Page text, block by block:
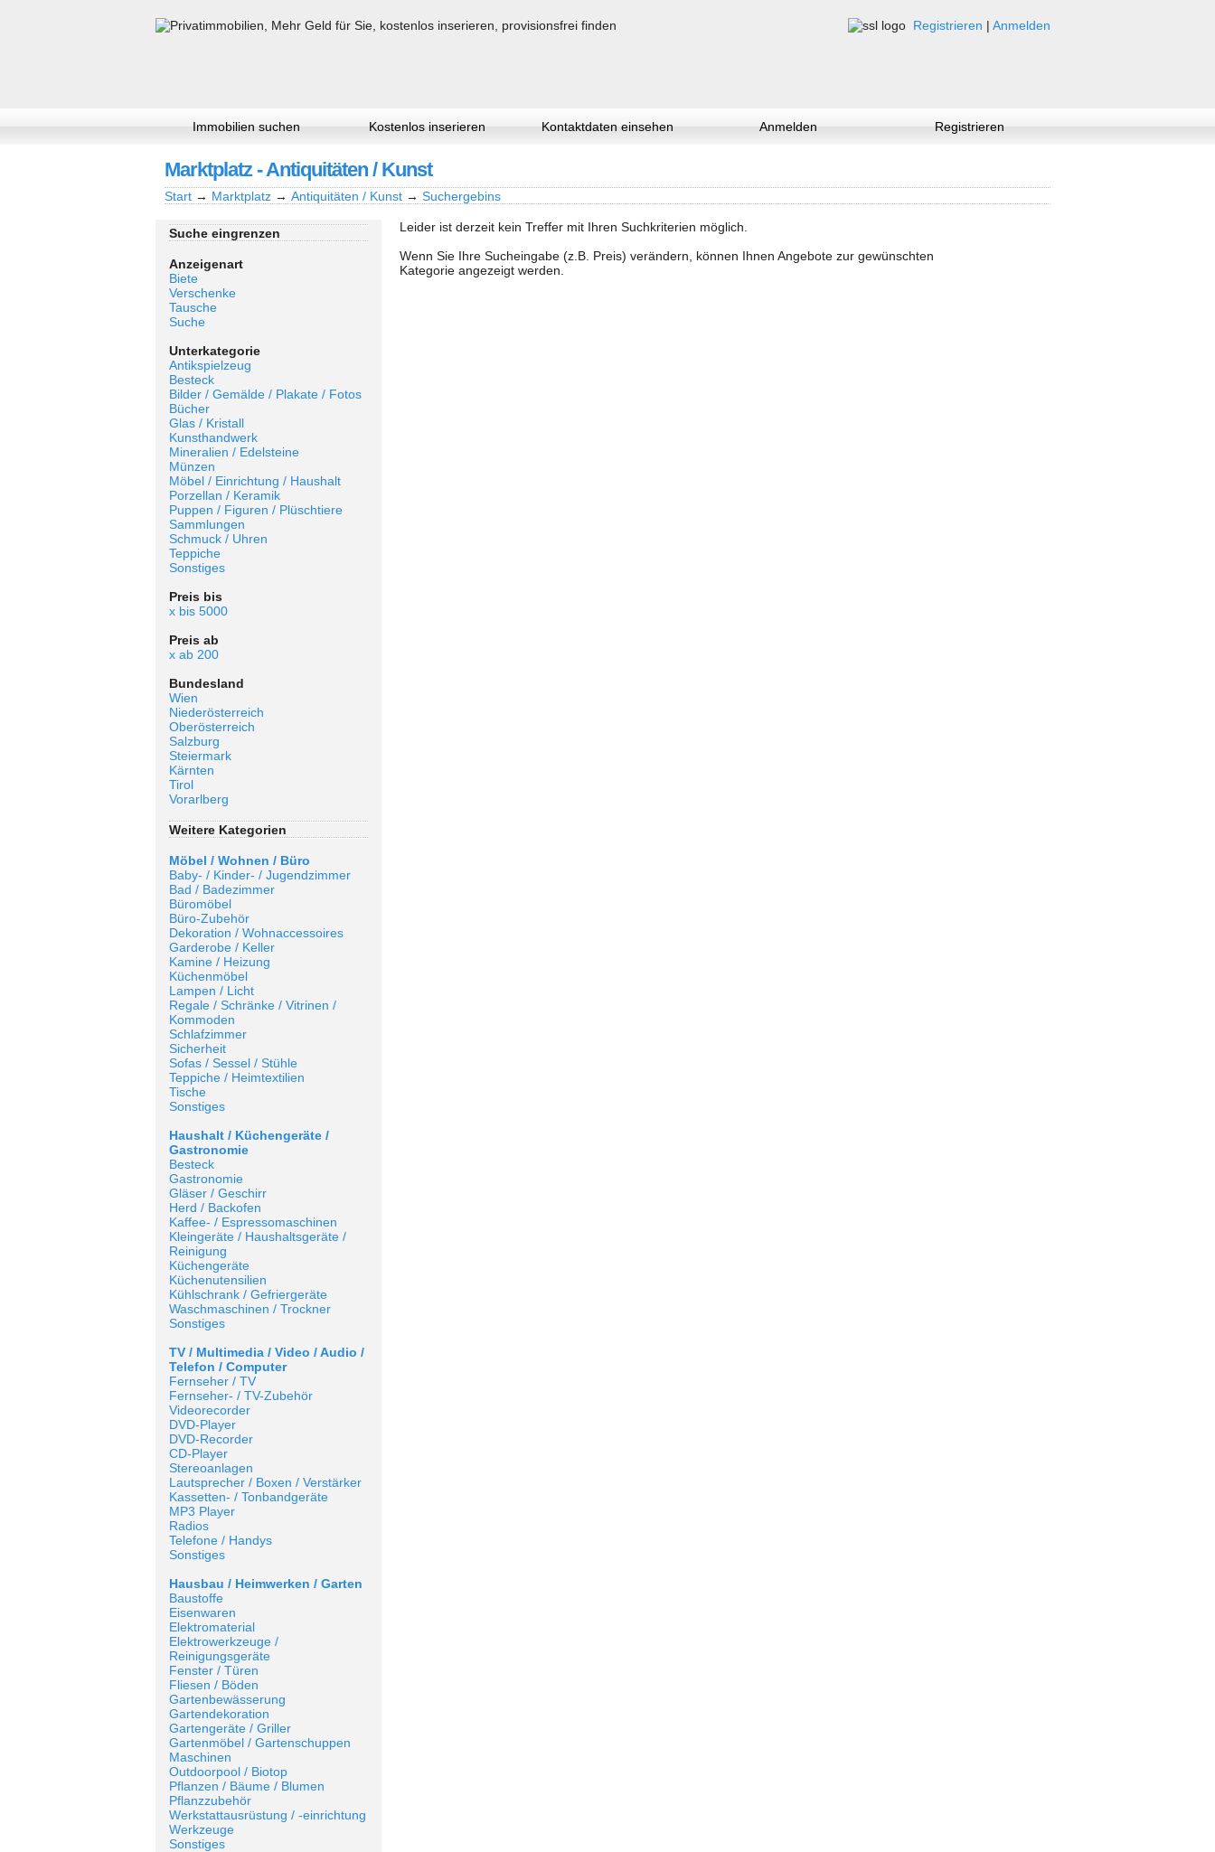
Registrieren | Anmelden
Immobilien suchen Kostenlos inserieren Kontaktdaten einsehen Anmelden Registrieren
Marktplatz - Antiquitäten / Kunst
Start → Marktplatz → Antiquitäten / Kunst → Suchergebins
Suche eingrenzen
Anzeigenart
Biete
Verschenke
Tausche
Suche
Unterkategorie
Antikspielzeug
Besteck
Bilder / Gemälde / Plakate / Fotos
Bücher
Glas / Kristall
Kunsthandwerk
Mineralien / Edelsteine
Münzen
Möbel / Einrichtung / Haushalt
Porzellan / Keramik
Puppen / Figuren / Plüschtiere
Sammlungen
Schmuck / Uhren
Teppiche
Sonstiges
Preis bis
x bis 5000
Preis ab
x ab 200
Bundesland
Wien
Niederösterreich
Oberösterreich
Salzburg
Steiermark
Kärnten
Tirol
Vorarlberg
Weitere Kategorien
Möbel / Wohnen / Büro
Baby- / Kinder- / Jugendzimmer
Bad / Badezimmer
Büromöbel
Büro-Zubehör
Dekoration / Wohnaccessoires
Garderobe / Keller
Kamine / Heizung
Küchenmöbel
Lampen / Licht
Regale / Schränke / Vitrinen /
Kommoden
Schlafzimmer
Sicherheit
Sofas / Sessel / Stühle
Teppiche / Heimtextilien
Tische
Sonstiges
Haushalt / Küchengeräte /
Gastronomie
Besteck
Gastronomie
Gläser / Geschirr
Herd / Backofen
Kaffee- / Espressomaschinen
Kleingeräte / Haushaltsgeräte /
Reinigung
Küchengeräte
Küchenutensilien
Kühlschrank / Gefriergeräte
Waschmaschinen / Trockner
Sonstiges
TV / Multimedia / Video / Audio /
Telefon / Computer
Fernseher / TV
Fernseher- / TV-Zubehör
Videorecorder
DVD-Player
DVD-Recorder
CD-Player
Stereoanlagen
Lautsprecher / Boxen / Verstärker
Kassetten- / Tonbandgeräte
MP3 Player
Radios
Telefone / Handys
Sonstiges
Hausbau / Heimwerken / Garten
Baustoffe
Eisenwaren
Elektromaterial
Elektrowerkzeuge /
Reinigungsgeräte
Fenster / Türen
Fliesen / Böden
Gartenbewässerung
Gartendekoration
Gartengeräte / Griller
Gartenmöbel / Gartenschuppen
Maschinen
Outdoorpool / Biotop
Pflanzen / Bäume / Blumen
Pflanzzubehör
Werkstattausrüstung / -einrichtung
Werkzeuge
Sonstiges
Leider ist derzeit kein Treffer mit Ihren Suchkriterien möglich.
Wenn Sie Ihre Sucheingabe (z.B. Preis) verändern, können Ihnen Angebote zur gewünschten
Kategorie angezeigt werden.